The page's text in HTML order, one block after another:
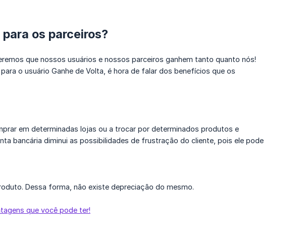
os parceiros?
que nossos usuários e nossos parceiros ganhem tanto quanto nós!
o usuário Ganhe de Volta, é hora de falar dos benefícios que os
em determinadas lojas ou a trocar por determinados produtos e
bancária diminui as possibilidades de frustração do cliente, pois ele pode
Dessa forma, não existe depreciação do mesmo.
que você pode ter!